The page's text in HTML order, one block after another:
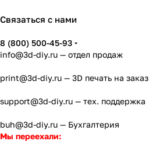
Связаться с нами
8 (800) 500-45-93
info@3d-diy.ru — отдел продаж
print@3d-diy.ru — 3D печать на заказ
support@3d-diy.ru — тех. поддержка
buh@3d-diy.ru — Бухгалтерия
Мы переехали: